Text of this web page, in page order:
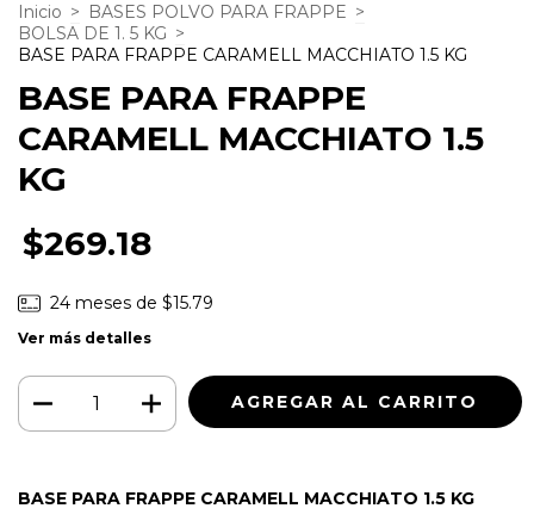
Inicio > BASES POLVO PARA FRAPPE >
BOLSA DE 1. 5 KG >
BASE PARA FRAPPE CARAMELL MACCHIATO 1.5 KG
BASE PARA FRAPPE
CARAMELL MACCHIATO 1.5
KG
$269.18
24 meses de $15.79
Ver más detalles
BASE PARA FRAPPE CARAMELL MACCHIATO 1.5 KG